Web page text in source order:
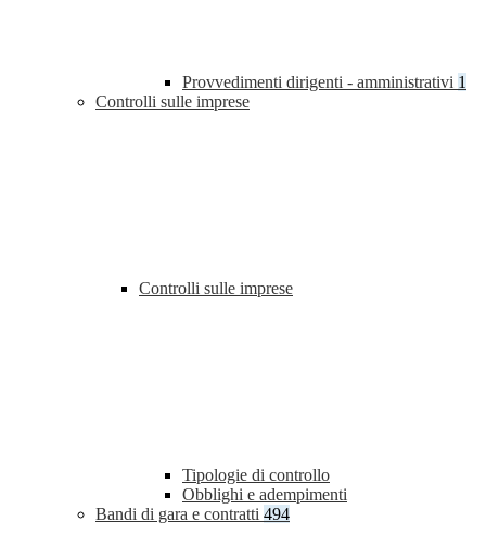
Provvedimenti dirigenti - amministrativi 1
Controlli sulle imprese
Controlli sulle imprese
Tipologie di controllo
Obblighi e adempimenti
Bandi di gara e contratti 494